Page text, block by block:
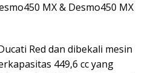
MX & Desmo450 MX
Red dan dibekali mesin
449,6 cc yang